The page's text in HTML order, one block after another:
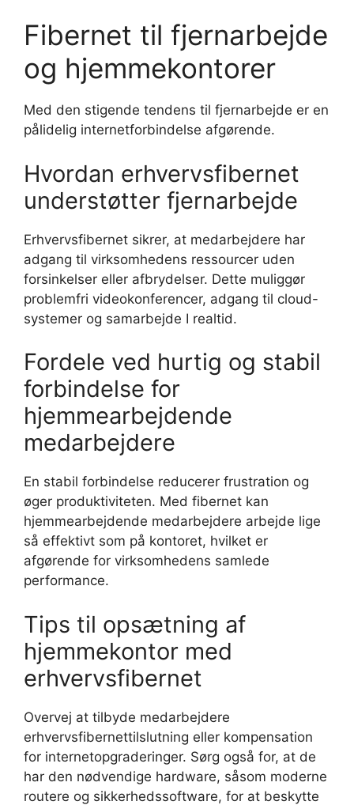
Fibernet til fjernarbejde
og hjemmekontorer
Med den stigende tendens til fjernarbejde er en
pålidelig internetforbindelse afgørende.
Hvordan erhvervsfibernet
understøtter fjernarbejde
Erhvervsfibernet sikrer, at medarbejdere har
adgang til virksomhedens ressourcer uden
forsinkelser eller afbrydelser. Dette muliggør
problemfri videokonferencer, adgang til cloud-
systemer og samarbejde I realtid.
Fordele ved hurtig og stabil
forbindelse for
hjemmearbejdende
medarbejdere
En stabil forbindelse reducerer frustration og
øger produktiviteten. Med fibernet kan
hjemmearbejdende medarbejdere arbejde lige
så effektivt som på kontoret, hvilket er
afgørende for virksomhedens samlede
performance.
Tips til opsætning af
hjemmekontor med
erhvervsfibernet
Overvej at tilbyde medarbejdere
erhvervsfibernettilslutning eller kompensation
for internetopgraderinger. Sørg også for, at de
har den nødvendige hardware, såsom moderne
routere og sikkerhedssoftware, for at beskytte